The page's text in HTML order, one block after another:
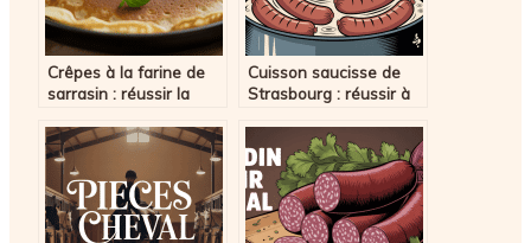
Crêpes à la farine de
sarrasin : réussir la
authentique à la
maison
Cuisson saucisse de
Strasbourg : réussir à